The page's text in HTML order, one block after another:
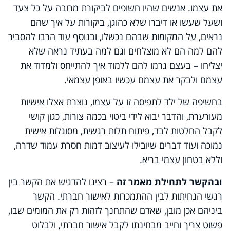
את עצמו. אנשים שהיו חשופים לביקורת מרובה על כל צעד
ושעל שעשו או דיברו שלא כהוגן, ביקורות על איך שהם
נראים, על המקומות שבהם נכשלו, ובנוסף עוד הרבו להסביר
להם למה הם לא מוצלחים וגם למה בעתיד נראה שלא
יצליחו – בעצם גרמו להם ללמוד איך להתייחס ולמדוד את
עצמם ולבקר את עצמם עכשיו באופן עצמאי.
בחשיפה של ילד לתפיסה זו על עצמו, נוצרת אצלו אישיות
מעורערת, והדבר יבוא לידי ביטוי בכמה צורות, כגון קושי
לקבל החלטות לבד, פיתוח תלות רגשית, מסוגלות אישית
נמוכה ועוד דברים שיובילו לעיצוב דמות חסרת עמוד שדרה,
וללא בטחון עצמי בריא.
ובהקשר לתחילת מאמר זה – רצינו להדגיש את הקשר בין
רגשי הנחיתות לבין ההתמכרות לאישור חברתי. הקשר
ביניהם אכן מובן, שאדם שהתחנך לזהות רק את המומים שבו,
פשוט צריך וחייב מבחינתו לקבל אישור חברתי, ולבלוט